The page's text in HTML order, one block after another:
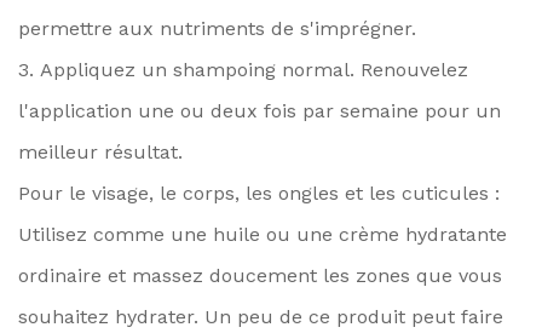
permettre aux nutriments de s'imprégner.
3. Appliquez un shampoing normal. Renouvelez
l'application une ou deux fois par semaine pour un
meilleur résultat.
Pour le visage, le corps, les ongles et les cuticules :
Utilisez comme une huile ou une crème hydratante
ordinaire et massez doucement les zones que vous
souhaitez hydrater. Un peu de ce produit peut faire